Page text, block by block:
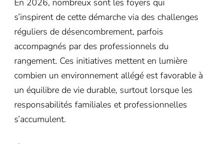
s’inspirent de cette démarche via des challenges
réguliers de désencombrement, parfois
accompagnés par des professionnels du
rangement. Ces initiatives mettent en lumière
combien un environnement allégé est favorable à
un équilibre de vie durable, surtout lorsque les
responsabilités familiales et professionnelles
s’accumulent.